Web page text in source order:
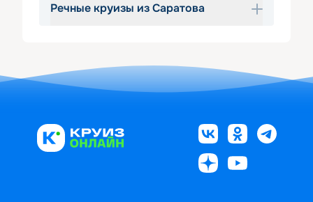
Речные круизы из Саратова
далеко-далеко? Не противьтесь
этому желанию, ведь оно значит, что
устроить настоящее приключение.
Тем более что круизы из Саратова —
это великое множество туров по